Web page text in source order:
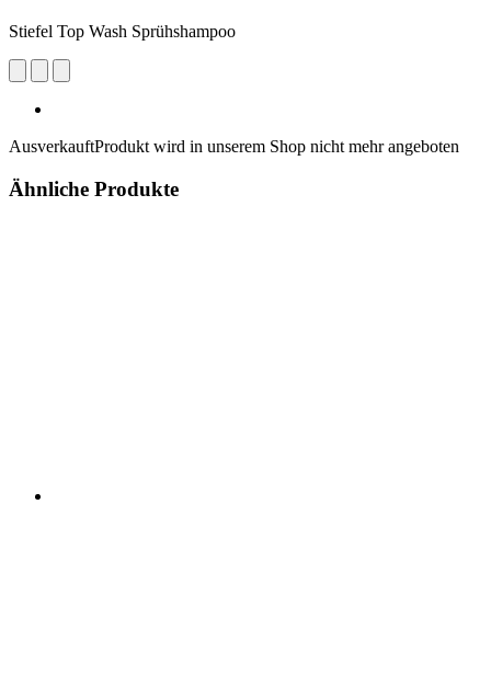
Stiefel Top Wash Sprühshampoo
AusverkauftProdukt wird in unserem Shop nicht mehr angeboten
Ähnliche Produkte